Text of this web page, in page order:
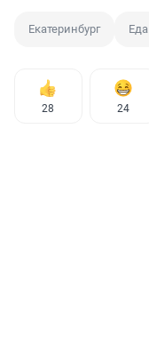
Екатеринбург Еда
28 24